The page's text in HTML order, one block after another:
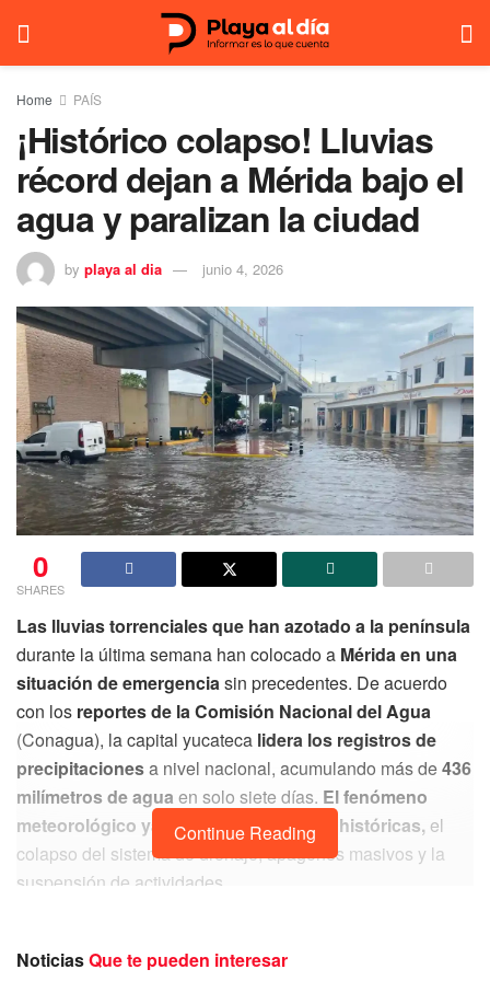
Home PAÍS
¡Histórico colapso! Lluvias
récord dejan a Mérida bajo el
agua y paralizan la ciudad
by playa al dia junio 4, 2026
0
SHARES
Las lluvias torrenciales que han azotado a la península
durante la última semana han colocado a Mérida en una
situación de emergenciasin precedentes. De acuerdo
con los reportes de la Comisión Nacional del Agua
(Conagua), la capital yucateca lidera los registros de
precipitacionesa nivel nacional, acumulando más de436
milímetros de agua en solo siete días. El fenómeno
meteorológico ya causó inundaciones históricas, el
colapso del sistema de drenaje, apagones masivos y la
suspensión de actividades.
transformó en una crisis urbanaque mantiene a
Continue Reading
NoticiasQue te pueden interesar